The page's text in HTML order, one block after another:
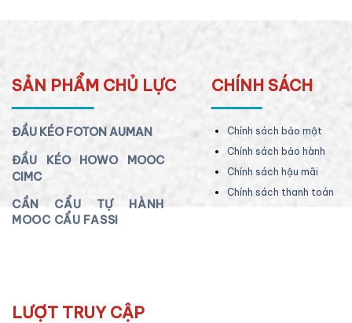
SẢN PHẨM CHỦ LỰC
ĐẦU KÉO FOTON AUMAN
ĐẦU KÉO HOWO MOOC
CIMC
CẦN CẨU TỰ HÀNH
MOOC CẨU FASSI
CHÍNH SÁCH
Chính sách bảo mật
Chính sách bảo hành
Chính sách hậu mãi
Chính sách thanh toán
LƯỢT TRUY CẬP